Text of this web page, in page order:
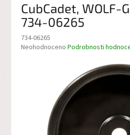
CubCadet, WOLF-
734-06265
734-06265
Průměrné
hvězdiček.
Neohodnoceno Podrobnosti